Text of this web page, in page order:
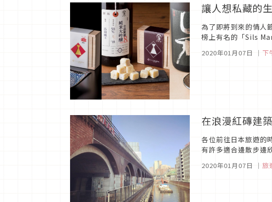
讓人想私藏的
為了即將到來的情人
榜上有名的「Sils
外，甜點、冰品甚
2020年01月07日 ｜ 下
在浪漫紅磚建
各位前往日本旅遊的
有許多適合邊散步邊
2020年01月07日 ｜ 旅